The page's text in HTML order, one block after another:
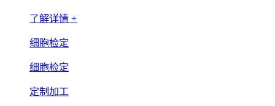
了解详情 +
细胞检定
细胞检定
定制加工